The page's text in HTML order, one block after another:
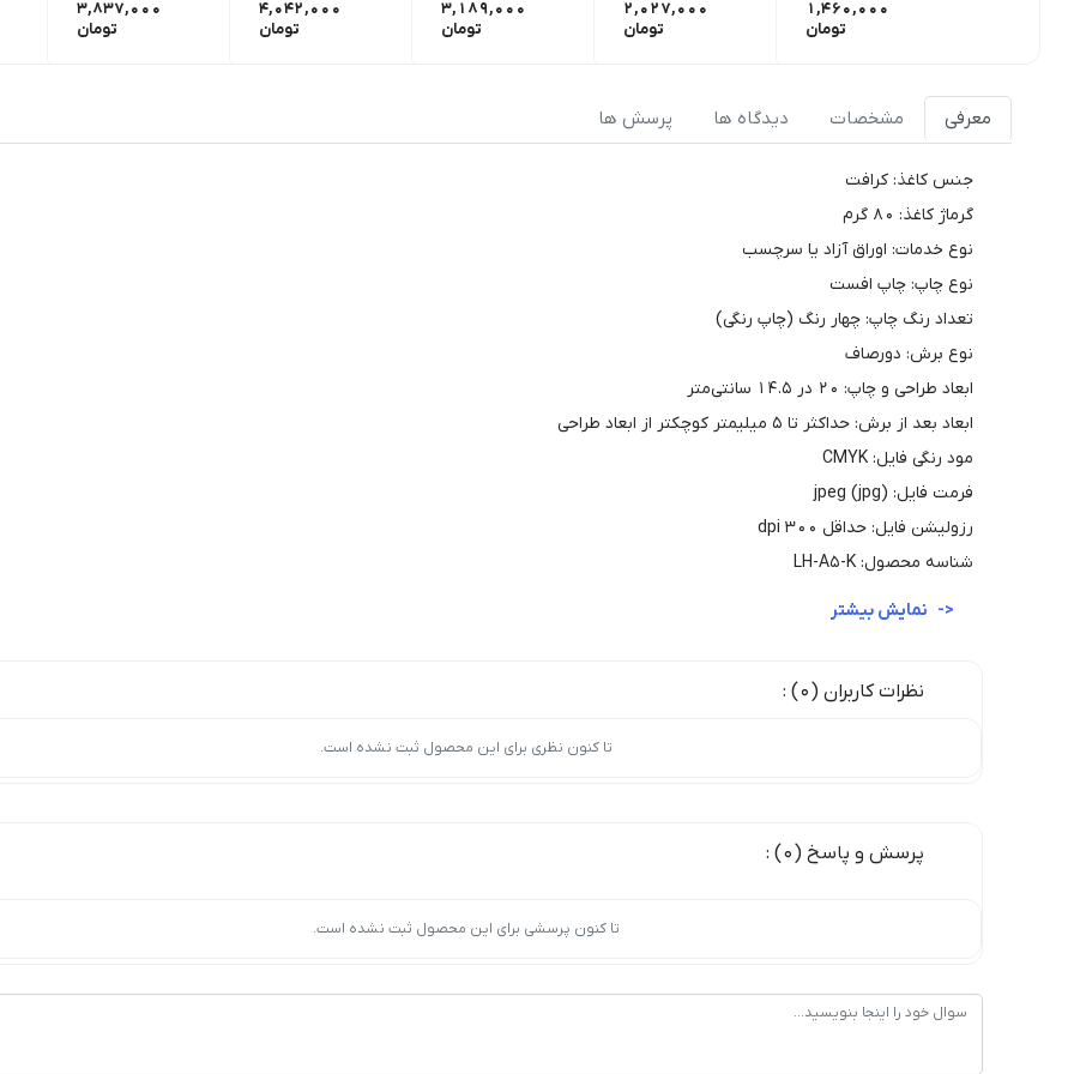
1,460,000
تومان
2,027,000
تومان
3,189,000
تومان
4,042,000
تومان
3,837,000
تومان
معرفی مشخصات دیدگاه ها پرسش ها
جنس کاغذ: کرافت
گرماژ کاغذ: 80 گرم
نوع خدمات: اوراق آزاد یا سرچسب
نوع چاپ: چاپ افست
تعداد رنگ چاپ: چهار رنگ (چاپ رنگی)
نوع برش: دورصاف
ابعاد طراحی و چاپ: 20 در 14.5 سانتی‌متر
ابعاد بعد از برش: حداکثر تا 5 میلیمتر کوچکتر از ابعاد طراحی
مود رنگی فایل: CMYK
فرمت فایل: jpeg (jpg)
رزولیشن فایل: حداقل 300 dpi
شناسه محصول: LH-A5-K
نظرات کاربران (0) :
تا کنون نظری برای این محصول ثبت نشده است.
پرسش و پاسخ (0) :
تا کنون پرسشی برای این محصول ثبت نشده است.